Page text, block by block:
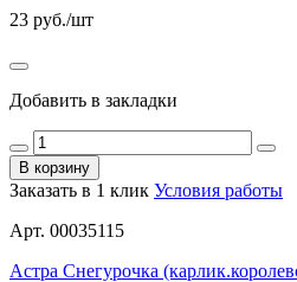
23 руб./шт
Добавить в закладки
В корзину
Заказать в 1 клик Условия работы
Арт. 00035115
Астра Снегурочка